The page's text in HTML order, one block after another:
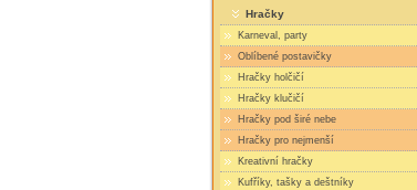
Hračky
Karneval, party
Oblíbené postavičky
Hračky holčičí
Hračky klučičí
Hračky pod širé nebe
Hračky pro nejmenší
Kreativní hračky
Kufříky, tašky a deštníky